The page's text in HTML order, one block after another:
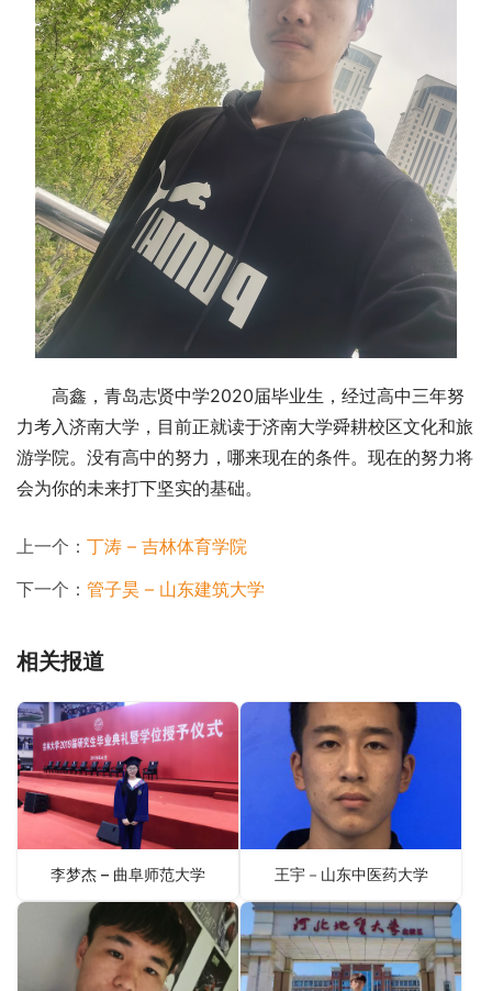
高鑫，青岛志贤中学2020届毕业生，经过高中三年努
力考入济南大学，目前正就读于济南大学舜耕校区文化和旅
游学院。没有高中的努力，哪来现在的条件。现在的努力将
会为你的未来打下坚实的基础。
上一个： 丁涛 – 吉林体育学院
下一个： 管子昊 – 山东建筑大学
相关报道
李梦杰 – 曲阜师范大学 王宇－山东中医药大学